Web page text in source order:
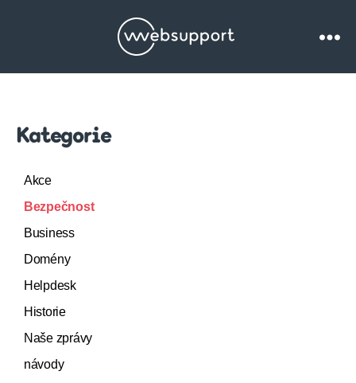
Websupport.cz
Kategorie
Akce
Bezpečnost
Business
Domény
Helpdesk
Historie
Naše zprávy
návody